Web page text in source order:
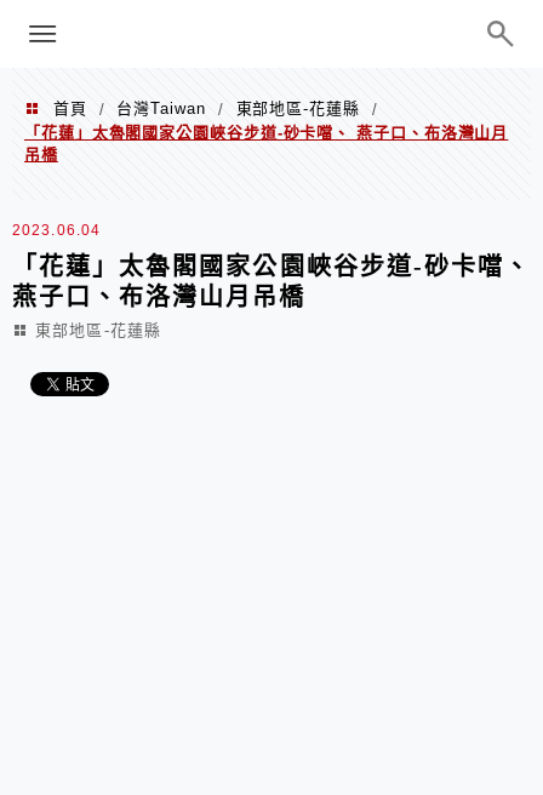
巧、世界走透透
menu
首頁 / 台灣Taiwan / 東部地區-花蓮縣
/
「花蓮」太魯閣國家公園峽谷步道-砂卡噹、 燕子口、布洛灣山月
吊橋
2023.06.04
「花蓮」太魯閣國家公園峽谷步道-砂卡噹、
燕子口、布洛灣山月吊橋
東部地區-花蓮縣